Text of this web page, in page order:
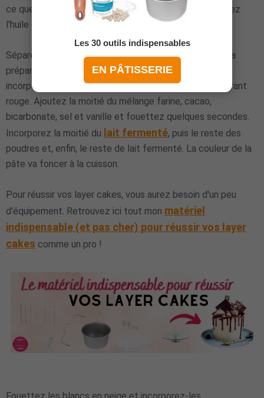
ce que le mélange soit parfaitement homogène. Ajoutez
l'huile et fouettez de nouveau.
Séparez les blancs des jaunes et ajoutez les jaunes à la
préparation. Fouettez jusqu'à ce qu'ils parfaitement
incorporés. Ajoutez ensuite le vinaigre blanc et le colorant
rouge. Ajoutez la moitié du mélange farine, cacao,
bicarbonate, sel et vanille et fouettez quelques secondes.
Incorporez la moitié du lait fermenté, puis le reste des
poudres et, enfin, le reste de lait fermenté. La couleur de la
pâte va foncer à la cuisson.
Pour réussir vos layer cakes, vous aurez besoin d'un peu
d'équipement. Retrouvez ici tout mon matériel
indispensable (et pas cher) pour réussir vos layer
cakes comme un pro !
Les 30 outils indispensables
EN PÂTISSERIE